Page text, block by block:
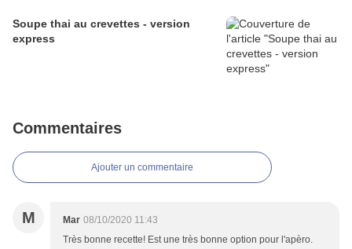
Soupe thai au crevettes - version
express
Commentaires
Ajouter un commentaire
M Mar 08/10/2020 11:43
Très bonne recette! Est une très bonne option pour l'apèro.